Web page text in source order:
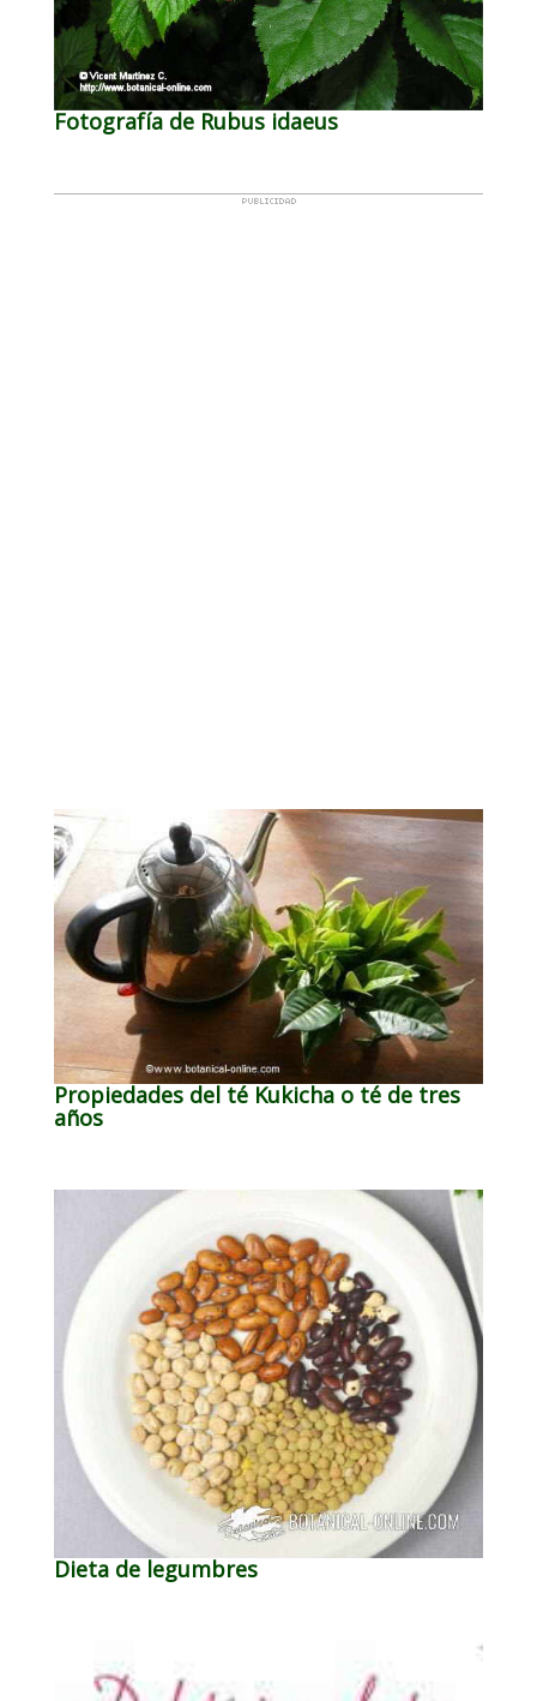
Fotografía de Rubus idaeus
Propiedades del té Kukicha o té de tres
años
Dieta de legumbres